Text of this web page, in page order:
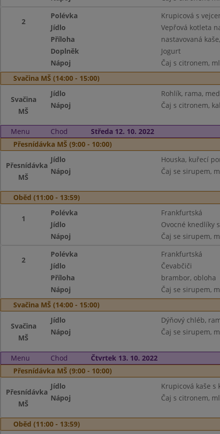
2
Polévka
Krupicová s
Jídlo
Vepřová kotleta
Příloha
nastavovaná
Doplněk
Jogurt
Nápoj
Čaj s citronem,
Svačina MŠ (14:00 - 15:00)
Svačina
MŠ
Jídlo
Rohlík, rama,
Nápoj
Čaj s citronem,
Menu Chod
Středa 12. 10. 2022
Přesnídávka MŠ (9:00 - 10:00)
Přesnídávka
MŠ
Jídlo
Houska, kuřecí
Nápoj
Čaj se sirupem,
Oběd (11:00 - 13:59)
1
Polévka
Frankfurtská
Jídlo
Ovocné knedlíky
Nápoj
Čaj se sirupem,
2
Polévka
Frankfurtská
Jídlo
Čevabčiči
Příloha
brambor, obloha
Nápoj
Čaj se sirupem,
Svačina MŠ (14:00 - 15:00)
Svačina
MŠ
Jídlo
Dýňový chléb,
Nápoj
Čaj se sirupem,
Menu Chod
Čtvrtek 13. 10. 2022
Přesnídávka MŠ (9:00 - 10:00)
Přesnídávka
MŠ
Jídlo
Krupicová kaše s
Nápoj
Čaj s citronem,
Oběd (11:00 - 13:59)